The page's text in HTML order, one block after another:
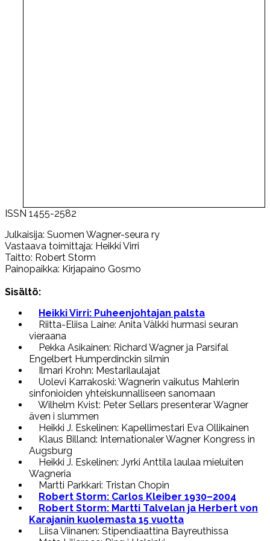
ISSN 1455-2582
Julkaisija: Suomen Wagner-seura ry
Vastaava toimittaja: Heikki Virri
Taitto: Robert Storm
Painopaikka: Kirjapaino Gosmo
Sisältö:
Heikki Virri: Puheenjohtajan palsta
Riitta-Eliisa Laine: Anita Välkki hurmasi seuran
vieraana
Pekka Asikainen: Richard Wagner ja Parsifal
Engelbert Humperdinckin silmin
Ilmari Krohn: Mestarilaulajat
Uolevi Karrakoski: Wagnerin vaikutus Mahlerin
sinfonioiden yhteiskunnalliseen sanomaan
Wilhelm Kvist: Peter Sellars presenterar Wagner
även i slummen
Heikki J. Eskelinen: Kapellimestari Eva Ollikainen
Klaus Billand: Internationaler Wagner Kongress in
Augsburg
Heikki J. Eskelinen: Jyrki Anttila laulaa mieluiten
Wagneria
Martti Parkkari: Tristan Chopin
Robert Storm: Carlos Kleiber 1930–2004
Robert Storm: Martti Talvelan ja Herbert von
Karajanin kuolemasta 15 vuotta
Liisa Viinanen: Stipendiaattina Bayreuthissa